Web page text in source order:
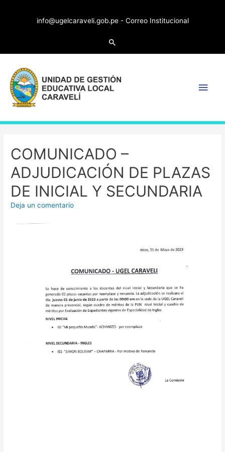
info@ugelcaraveli.gob.pe - Correo Institucional
COMUNICADO –
ADJUDICACIÓN DE PLAZAS
DE INICIAL Y SECUNDARIA
Deja un comentario